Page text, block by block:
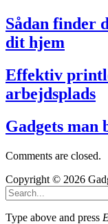
Sådan finder
dit hjem
Effektiv
arbejdsplads
Gadgets man
Comments are closed.
Copyright © 2026
Type above and press